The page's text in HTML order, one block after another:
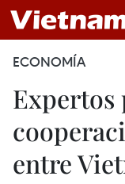
ECONOMÍA
Expertos
entre